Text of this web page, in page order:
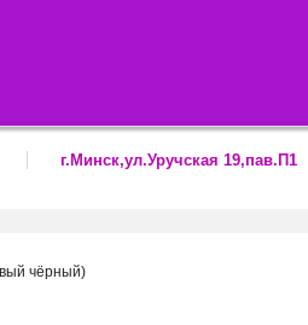
г.Минск,ул.Уручская 19,пав.П1
чёрный)